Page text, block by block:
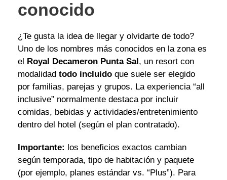
conocido
¿Te gusta la idea de llegar y olvidarte de todo?
Uno de los nombres más conocidos en la zona es
el
Royal Decameron Punta Sal , un resort con
modalidad todo incluido que suele ser elegido
por familias, parejas y grupos. La experiencia “all
inclusive” normalmente destaca por incluir
comidas, bebidas y actividades/entretenimiento
dentro del hotel (según el plan contratado).
Importante: los beneficios exactos cambian
según temporada, tipo de habitación y paquete
(por ejemplo, planes estándar vs. “Plus”). Para